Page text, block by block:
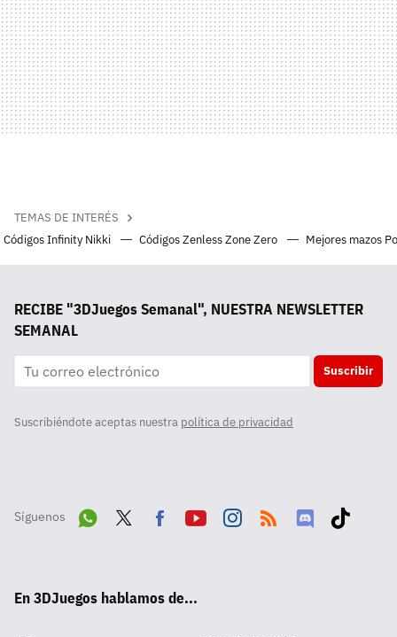
TEMAS DE INTERÉS
Códigos Infinity Nikki
Códigos Zenless Zone Zero Mejores mazos
RECIBE "3DJuegos Semanal", NUESTRA NEWSLETTER
SEMANAL
Suscribir
Suscribiéndote aceptas nuestra política de privacidad
Síguenos
pp
ok
En 3DJuegos hablamos de...